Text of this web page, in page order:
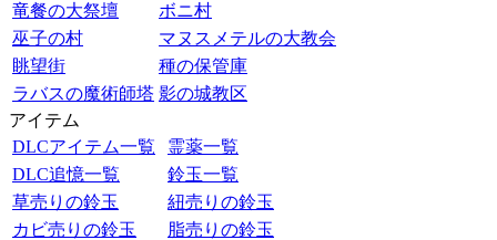
竜餐の大祭壇
ボニ村
巫子の村
マヌスメテルの大教会
眺望街
種の保管庫
ラバスの魔術師塔 影の城教区
アイテム
DLCアイテム一覧
霊薬一覧
DLC追憶一覧
鈴玉一覧
草売りの鈴玉
紐売りの鈴玉
カビ売りの鈴玉
脂売りの鈴玉